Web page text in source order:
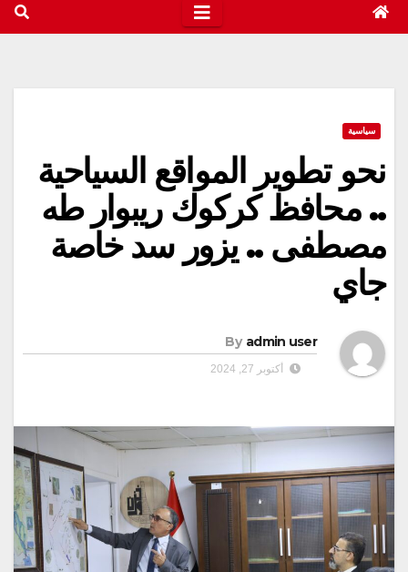
سياسية
نحو تطوير المواقع السياحية
.. محافظ كركوك ريبوار طه
مصطفى .. يزور سد خاصة
جاي
By admin user
أكتوبر 27, 2024